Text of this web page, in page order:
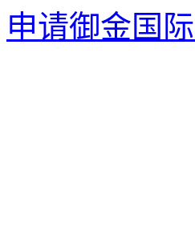
申请御金国